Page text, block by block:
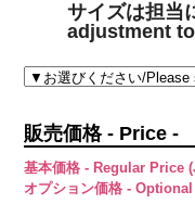
サイズは担当
adjustment
販売価格 - Price -
基本価格 - Regular Price
オプション価格 -